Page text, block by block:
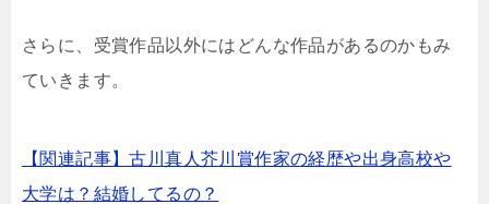
さらに、受賞作品以外にはどんな作品があるのかもみ
ていきます。
【関連記事】古川真人芥川賞作家の経歴や出身高校や
大学は？結婚してるの？